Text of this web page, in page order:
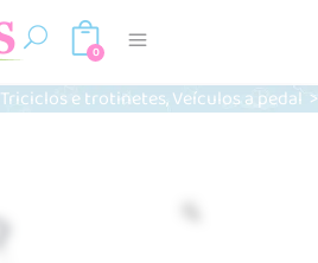
0
Triciclos e trotinetes,Veículos a pedal